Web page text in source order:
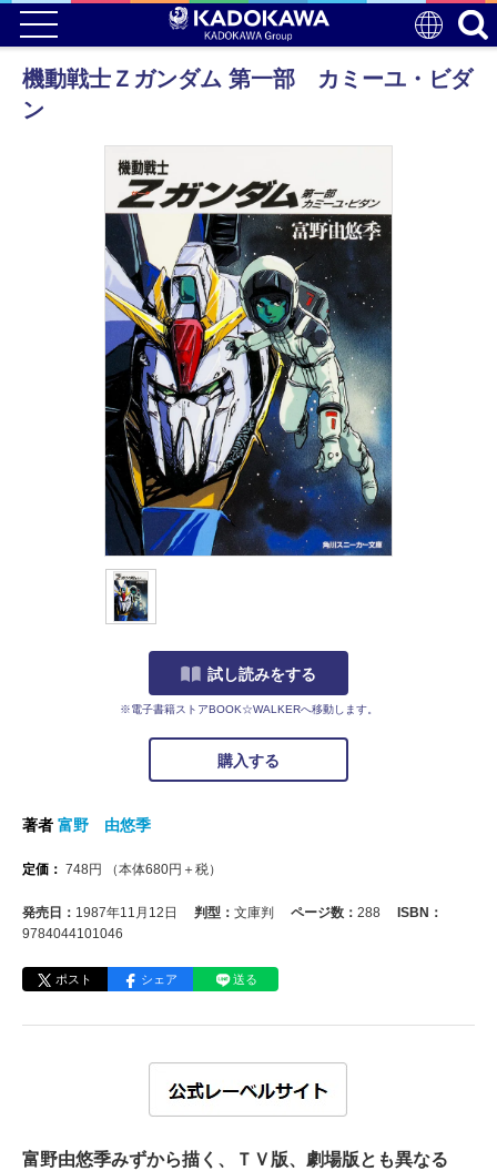
機動戦士Ｚガンダム 第一部 カミーユ・ビダ
ン
試し読みをする
※電子書籍ストアBOOK☆WALKERへ移動します。
購入する
著者 富野 由悠季
定価： 748円 （本体680円＋税）
発売日： 1987年11月12日 判型： 文庫判 ページ数： 288
ISBN：
9784044101046
ポスト シェア 送る
富野由悠季みずから描く、ＴＶ版、劇場版とも異なる